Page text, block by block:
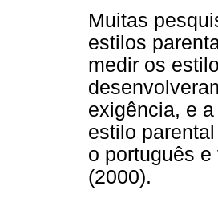
Muitas
estilos
medir os
exigência, e
estilo
o português
(2000).